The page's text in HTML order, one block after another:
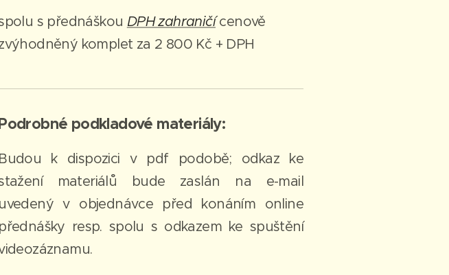
s přednáškou DPH zahraničícenově
komplet za 2 800 Kč + DPH
podkladové materiály:
Budou k dispozici v pdf podobě; odkaz ke
materiálů bude zaslán na e-mail
uvedený v objednávce před konáním online
přednášky resp. spolu s odkazem ke spuštění